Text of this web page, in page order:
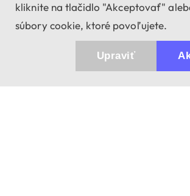
kliknite na tlačidlo "Akceptovať"
súbory cookie, ktoré povoľujete.
Upraviť